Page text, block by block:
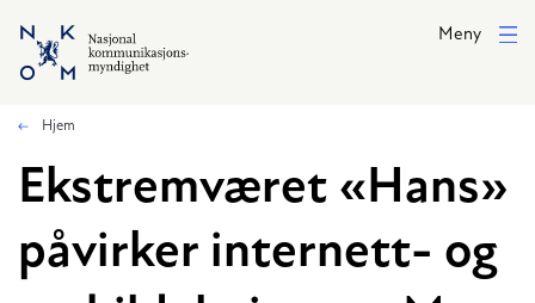
Hopp til hovedinnhold
Meny
Hjem
Ekstremværet «Hans»
påvirker internett- og